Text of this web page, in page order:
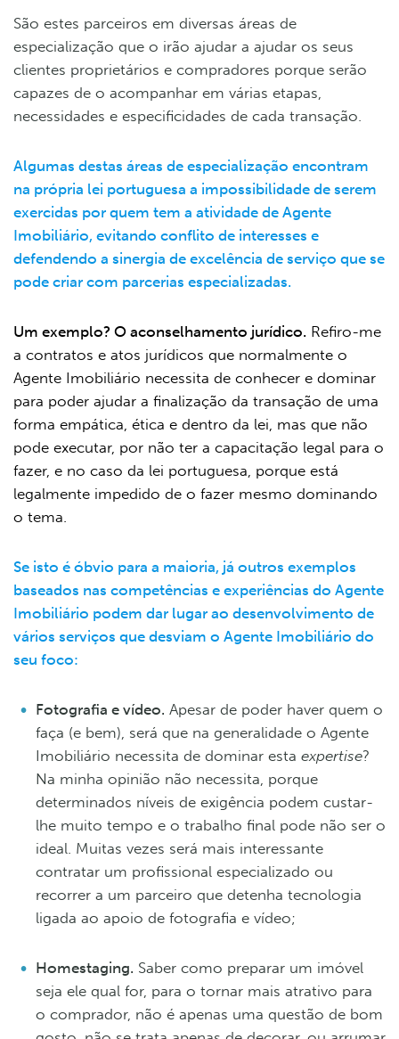
São estes parceiros em diversas áreas de
especialização que o irão ajudar a ajudar os seus
clientes proprietários e compradores porque serão
capazes de o acompanhar em várias etapas,
necessidades e especificidades de cada transação.
Algumas destas áreas de especialização encontram
na própria lei portuguesa a impossibilidade de serem
exercidas por quem tem a atividade de Agente
Imobiliário, evitando conflito de interesses e
defendendo a sinergia de excelência de serviço que se
pode criar com parcerias especializadas.
Um exemplo? O aconselhamento jurídico. Refiro-me
a contratos e atos jurídicos que normalmente o
Agente Imobiliário necessita de conhecer e dominar
para poder ajudar a finalização da transação de uma
forma empática, ética e dentro da lei, mas que não
pode executar, por não ter a capacitação legal para o
fazer, e no caso da lei portuguesa, porque está
legalmente impedido de o fazer mesmo dominando
o tema.
Se isto é óbvio para a maioria, já outros exemplos
baseados nas competências e experiências do Agente
Imobiliário podem dar lugar ao desenvolvimento de
vários serviços que desviam o Agente Imobiliário do
seu foco:
Fotografia e vídeo. Apesar de poder haver quem o
faça (e bem), será que na generalidade o Agente
Imobiliário necessita de dominar esta expertise?
Na minha opinião não necessita, porque
determinados níveis de exigência podem custar-
lhe muito tempo e o trabalho final pode não ser o
ideal. Muitas vezes será mais interessante
contratar um profissional especializado ou
recorrer a um parceiro que detenha tecnologia
ligada ao apoio de fotografia e vídeo;
Homestaging. Saber como preparar um imóvel
seja ele qual for, para o tornar mais atrativo para
o comprador, não é apenas uma questão de bom